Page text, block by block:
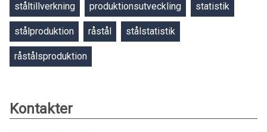
ståltillverkning produktionsutveckling statistik
stålproduktion råstål stålstatistik
råstålsproduktion
Kontakter